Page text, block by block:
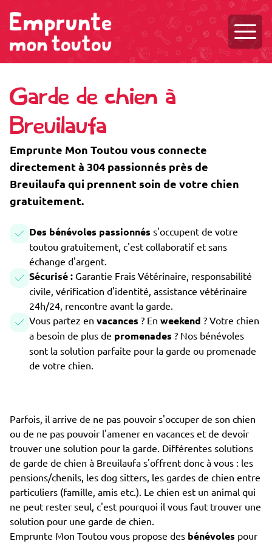
Garde de chien à
Breuilaufa
Emprunte Mon Toutou vous connecte
directement à 304 passionnés près de
Breuilaufa qui prennent soin de votre chien
gratuitement.
Des bénévoles passionnés s'occupent de votre
toutou gratuitement, c'est collaboratif et sans
échange d'argent.
Sécurisé : Garantie Frais Vétérinaire, responsabilité
civile, vérification d'identité, assistance vétérinaire
24h/24, rencontre avant la garde.
Vous partez en vacances ? En weekend ? Votre chien
a besoin de plus de promenades ? Nos bénévoles
sont la solution parfaite pour la garde ou promenade
de votre chien.
Parfois, il arrive de ne pas pouvoir s'occuper de son chien
ou de ne pas pouvoir l'amener en vacances et de devoir
trouver une solution pour la garde. Différentes solutions
de garde de chien à Breuilaufa s'offrent donc à vous : les
pensions/chenils, les dog sitters, les gardes de chien entre
particuliers (famille, amis etc.). Le chien est un animal qui
ne peut rester seul, c'est pourquoi il vous faut trouver une
solution pour une garde de chien.
Emprunte Mon Toutou vous propose des bénévoles pour